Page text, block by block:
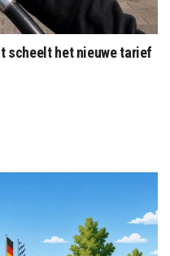
scheelt het nieuwe tarief